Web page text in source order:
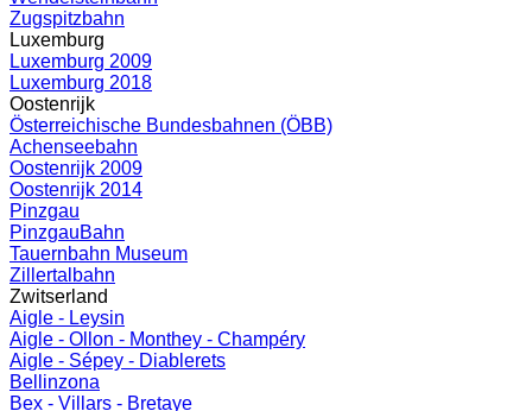
Zugspitzbahn
Luxemburg
Luxemburg 2009
Luxemburg 2018
Oostenrijk
Österreichische Bundesbahnen (ÖBB)
Achenseebahn
Oostenrijk 2009
Oostenrijk 2014
Pinzgau
PinzgauBahn
Tauernbahn Museum
Zillertalbahn
Zwitserland
Aigle - Leysin
Aigle - Ollon - Monthey - Champéry
Aigle - Sépey - Diablerets
Bellinzona
Bex - Villars - Bretaye